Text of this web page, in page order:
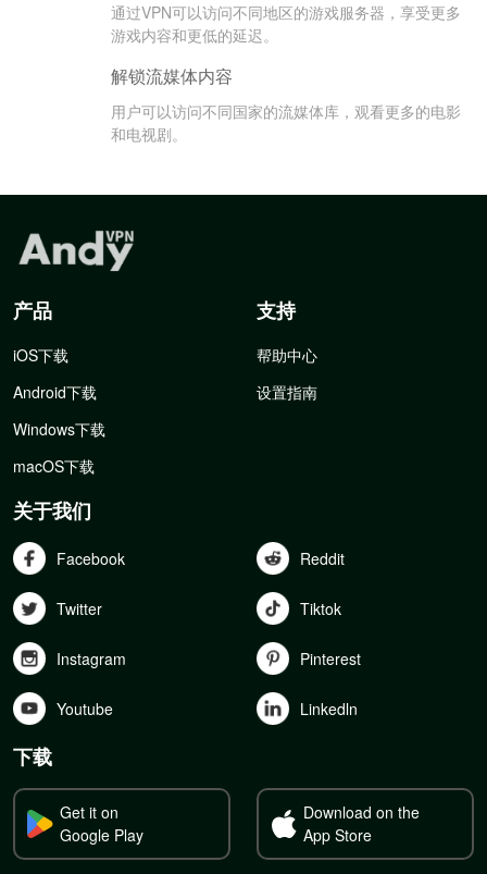
通过VPN可以访问不同地区的游戏服务器，享受更多
游戏内容和更低的延迟。
解锁流媒体内容
用户可以访问不同国家的流媒体库，观看更多的电影
和电视剧。
产品
iOS下载
Android下载
Windows下载
macOS下载
支持
帮助中心
设置指南
关于我们
Facebook Reddit
Twitter Tiktok
Instagram Pinterest
Youtube Linkedln
下载
Get it on
Google Play
Download on the
App Store